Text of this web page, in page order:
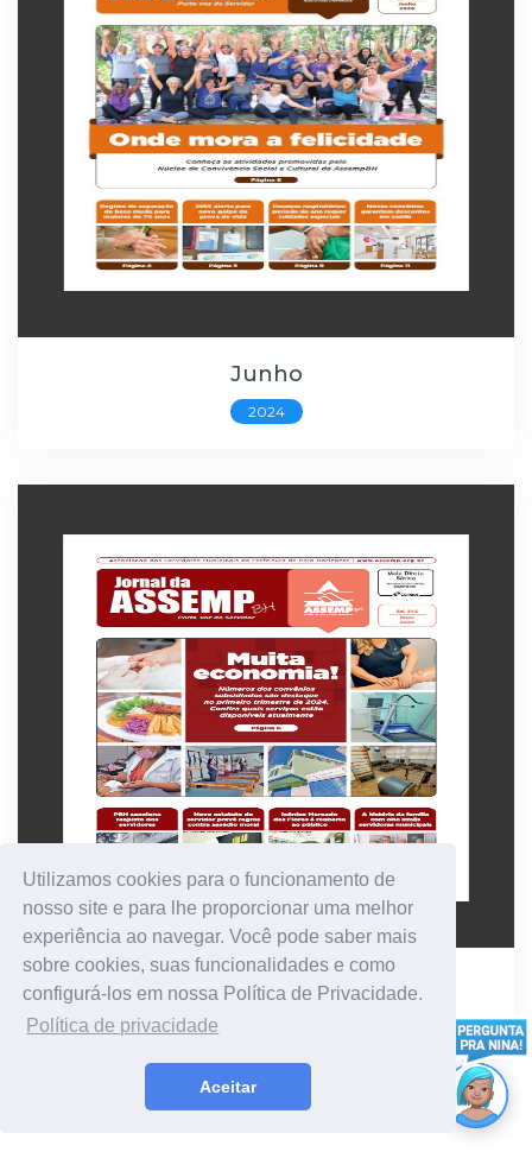
Utilizamos cookies para o funcionamento de
nosso site e para lhe proporcionar uma melhor
experiência ao navegar. Você pode saber mais
sobre cookies, suas funcionalidades e como
configurá-los em nossa Política de Privacidade.
Política de privacidade
Aceitar
Junho
2024
Maio